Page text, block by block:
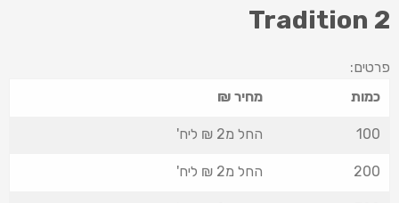
Tradition 2
פרטים:
כמות
מחיר ₪
100 החל מ2 ₪ ליח'
200 החל מ2 ₪ ליח'